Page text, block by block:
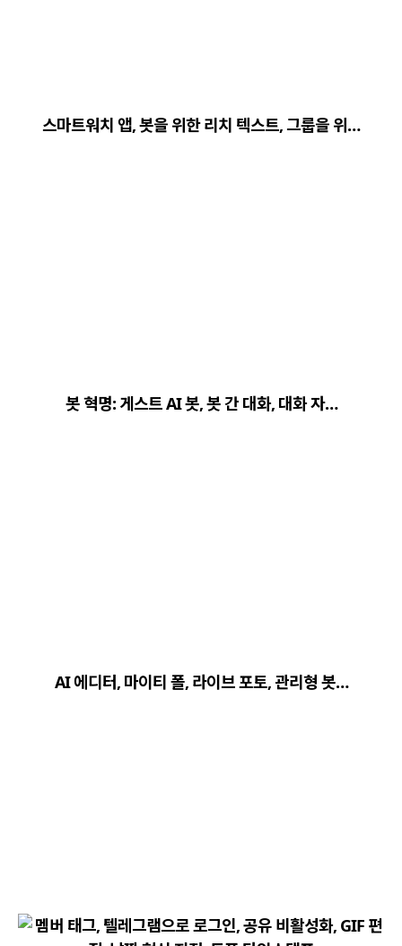
스마트워치 앱, 봇을 위한 리치 텍스트, 그룹을 위…
봇 혁명: 게스트 AI 봇, 봇 간 대화, 대화 자…
AI 에디터, 마이티 폴, 라이브 포토, 관리형 봇…